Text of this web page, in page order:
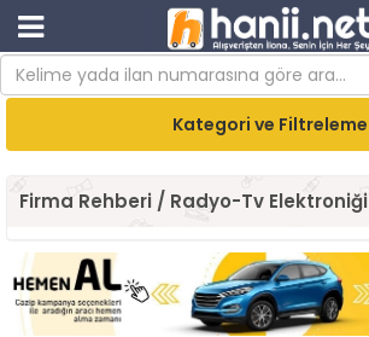
Kategori ve Filtreleme
Firma Rehberi / Radyo-Tv Elektroniği